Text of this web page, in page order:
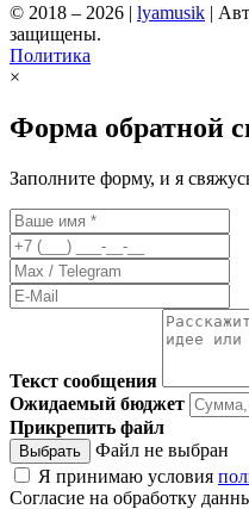
© 2018 – 2026 | lyamusik |
защищены.
Политика
×
Форма обратной
Заполните форму, и я
Текст сообщения
Ожидаемый бюджет
Прикрепить файл
Выбрать
Файл не выбран
Я принимаю условия
Согласие на обработку